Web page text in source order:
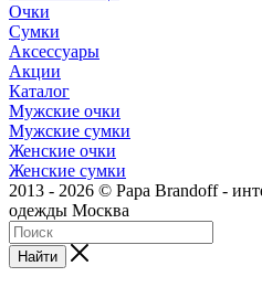
Очки
Сумки
Аксессуары
Акции
Каталог
Мужские очки
Мужские сумки
Женские очки
Женские сумки
2013 - 2026 © Papa Brandoff -
одежды Москва
Найти